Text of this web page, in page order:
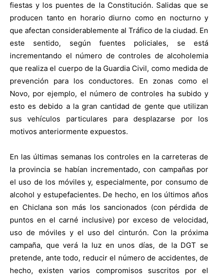
fiestas y los puentes de la Constitución. Salidas que se
producen tanto en horario diurno como en nocturno y
que afectan considerablemente al Tráfico de la ciudad. En
este sentido, según fuentes policiales, se está
incrementando el número de controles de alcoholemia
que realiza el cuerpo de la Guardia Civil, como medida de
prevención para los conductores. En zonas como el
Novo, por ejemplo, el número de controles ha subido y
esto es debido a la gran cantidad de gente que utilizan
sus vehículos particulares para desplazarse por los
motivos anteriormente expuestos.
En las últimas semanas los controles en la carreteras de
la provincia se habían incrementado, con campañas por
el uso de los móviles y, especialmente, por consumo de
alcohol y estupefacientes. De hecho, en los últimos años
en Chiclana son más los sancionados (con pérdida de
puntos en el carné inclusive) por exceso de velocidad,
uso de móviles y el uso del cinturón. Con la próxima
campaña, que verá la luz en unos días, de la DGT se
pretende, ante todo, reducir el número de accidentes, de
hecho, existen varios compromisos suscritos por el